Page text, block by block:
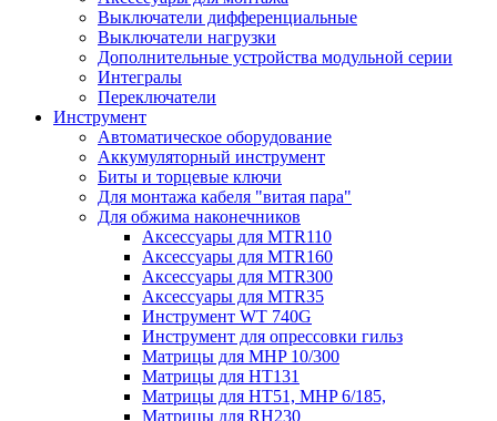
Выключатели дифференциальные
Выключатели нагрузки
Дополнительные устройства модульной серии
Интегралы
Переключатели
Инструмент
Автоматическое оборудование
Аккумуляторный инструмент
Биты и торцевые ключи
Для монтажа кабеля "витая пара"
Для обжима наконечников
Аксессуары для MTR110
Аксессуары для MTR160
Аксессуары для MTR300
Аксессуары для MTR35
Инструмент WT 740G
Инструмент для опрессовки гильз
Матрицы для MHP 10/300
Матрицы для НТ131
Матрицы для НТ51, MHP 6/185,
Матрицы для RH230